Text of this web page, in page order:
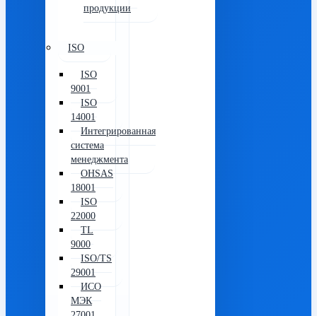
продукции
ISO
ISO
9001
ISO
14001
Интегрированная
система
менеджмента
OHSAS
18001
ISO
22000
TL
9000
ISO/TS
29001
ИСО
МЭК